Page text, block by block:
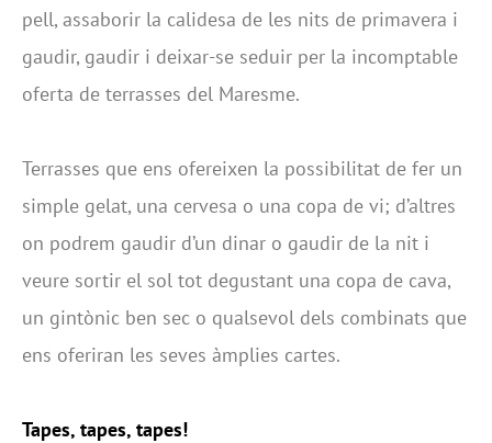
pell, assaborir la calidesa de les nits de primavera i
gaudir, gaudir i deixar-se seduir per la incomptable
oferta de terrasses del Maresme.
Terrasses que ens ofereixen la possibilitat de fer un
simple gelat, una cervesa o una copa de vi; d’altres
on podrem gaudir d’un dinar o gaudir de la nit i
veure sortir el sol tot degustant una copa de cava,
un gintònic ben sec o qualsevol dels combinats que
ens oferiran les seves àmplies cartes.
Tapes, tapes, tapes!